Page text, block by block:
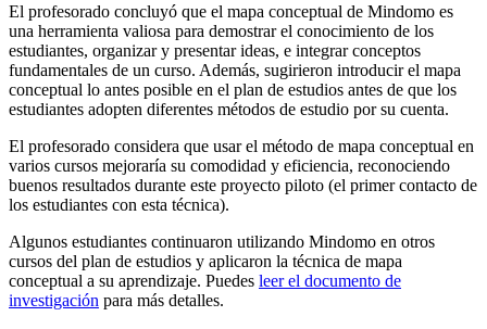
El profesorado concluyó que el mapa conceptual de Mindomo es
una herramienta valiosa para demostrar el conocimiento de los
estudiantes, organizar y presentar ideas, e integrar conceptos
fundamentales de un curso. Además, sugirieron introducir el mapa
conceptual lo antes posible en el plan de estudios antes de que los
estudiantes adopten diferentes métodos de estudio por su cuenta.
El profesorado considera que usar el método de mapa conceptual en
varios cursos mejoraría su comodidad y eficiencia, reconociendo
buenos resultados durante este proyecto piloto (el primer contacto de
los estudiantes con esta técnica).
Algunos estudiantes continuaron utilizando Mindomo en otros
cursos del plan de estudios y aplicaron la técnica de mapa
conceptual a su aprendizaje. Puedes leer el documento de
investigación para más detalles.